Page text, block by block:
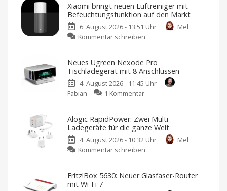
Xiaomi bringt neuen Luftreiniger mit
Befeuchtungsfunktion auf den Markt
6. August 2026 - 13:51 Uhr
Mel
Kommentar schreiben
neuen
Luftreiniger
mit
Markt
Preis
Verfügbarkeit
Neues Ugreen Nexode Pro
Tischladegerät mit 8 Anschlüssen
4. August 2026 - 11:45 Uhr
Fabian
1 Kommentarzu
Nexode
Pro
Tischladegerät
mit
Mein
Alogic RapidPower: Zwei Multi-
Ladegeräte für die ganze Welt
4. August 2026 - 10:32 Uhr
Mel
Kommentar schreiben
Zwei
Fritz!Box 5630: Neuer Glasfaser-Router
mit Wi-Fi 7